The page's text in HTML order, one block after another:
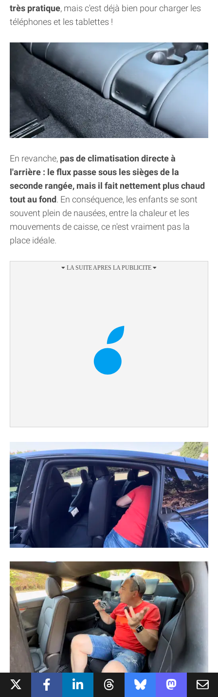
très pratique, mais c'est déjà bien pour charger les
téléphones et les tablettes !
En revanche, pas de climatisation directe à
l'arrière : le flux passe sous les sièges de la
seconde rangée, mais il fait nettement plus chaud
tout au fond. En conséquence, les enfants se sont
souvent plein de nausées, entre la chaleur et les
mouvements de caisse, ce n'est vraiment pas la
place idéale.